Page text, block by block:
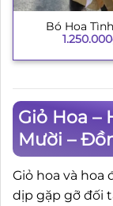
Bó Hoa
1.250.000
Giỏ Hoa –
Mười –
Giỏ hoa và
dịp gặp gỡ đối